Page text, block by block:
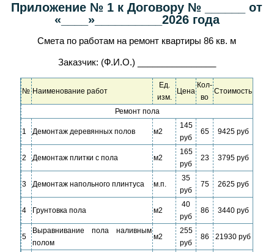
Приложение № 1 к Договору № ______ от
«____»__________2026 года
Смета по работам на ремонт квартиры 86 кв. м
Заказчик: (Ф.И.О.) ________________
№ Наименование работ
Ед.
изм.
Цена
Кол-
во
Стоимость
Ремонт пола
1 Демонтаж деревянных полов м2
145
руб
65 9425 руб
2 Демонтаж плитки с пола м2
165
руб
23 3795 руб
3 Демонтаж напольного плинтуса м.п.
35
руб
75 2625 руб
4 Грунтовка пола м2
40
руб
86 3440 руб
5
Выравнивание пола наливным
полом
м2
255
руб
86 21930 руб